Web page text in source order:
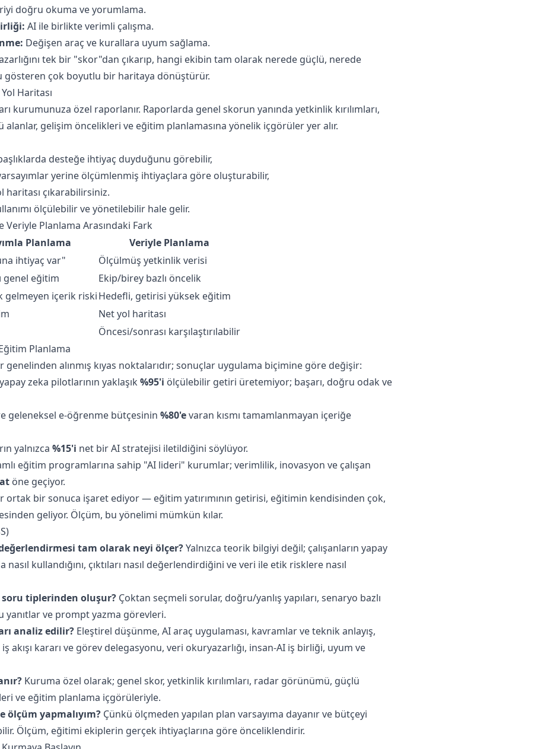
doğru okuma ve yorumlama.
AI ile birlikte verimli çalışma.
Değişen araç ve kurallara uyum sağlama.
tek bir "skor"dan çıkarıp, hangi ekibin tam olarak nerede güçlü, nerede
gösteren çok boyutlu bir haritaya dönüştürür.
Haritası
kurumunuza özel raporlanır. Raporlarda genel skorun yanında yetkinlik kırılımları,
gelişim öncelikleri ve eğitim planlamasına yönelik içgörüler yer alır.
desteğe ihtiyaç duyduğunu görebilir,
yerine ölçümlenmiş ihtiyaçlara göre oluşturabilir,
çıkarabilirsiniz.
ölçülebilir ve yönetilebilir hale gelir.
Veriyle Planlama Arasındaki Fark
Planlama
Veriyle Planlama
ihtiyaç var"
Ölçülmüş yetkinlik verisi
genel eğitim
Ekip/birey bazlı öncelik
gelmeyen içerik riskiHedefli, getirisi yüksek eğitim
Net yol haritası
Öncesi/sonrası karşılaştırılabilir
Planlama
genelinden alınmış kıyas noktalarıdır; sonuçlar uygulama biçimine göre değişir:
zeka pilotlarının yaklaşık %95'i ölçülebilir getiri üretemiyor; başarı, doğru odak ve
geleneksel e-öğrenme bütçesinin %80'evaran kısmı tamamlanmayan içeriğe
yalnızca %15'i net bir AI stratejisi iletildiğini söylüyor.
eğitim programlarına sahip "AI lideri" kurumlar; verimlilik, inovasyon ve çalışan
öne geçiyor.
ortak bir sonuca işaret ediyor — eğitim yatırımının getirisi, eğitimin kendisinden çok,
geliyor. Ölçüm, bu yönelimi mümkün kılar.
tam olarak neyi ölçer?Yalnızca teorik bilgiyi değil; çalışanların yapay
nasıl kullandığını, çıktıları nasıl değerlendirdiğini ve veri ile etik risklere nasıl
tiplerinden oluşur? Çoktan seçmeli sorular, doğru/yanlış yapıları, senaryo bazlı
yanıtlar ve prompt yazma görevleri.
analiz edilir? Eleştirel düşünme, AI araç uygulaması, kavramlar ve teknik anlayış,
akışı kararı ve görev delegasyonu, veri okuryazarlığı, insan-AI iş birliği, uyum ve
Kuruma özel olarak; genel skor, yetkinlik kırılımları, radar görünümü, güçlü
ve eğitim planlama içgörüleriyle.
ölçüm yapmalıyım? Çünkü ölçmeden yapılan plan varsayıma dayanır ve bütçeyi
Ölçüm, eğitimi ekiplerin gerçek ihtiyaçlarına göre önceliklendirir.